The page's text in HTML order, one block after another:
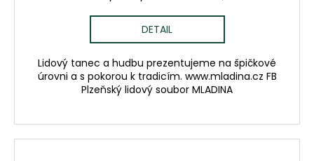
DETAIL
Lidový tanec a hudbu prezentujeme na špičkové
úrovni a s pokorou k tradicím. www.mladina.cz FB
Plzeňský lidový soubor MLADINA